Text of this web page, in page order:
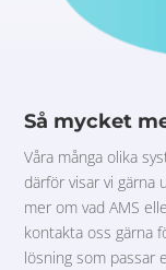
Så mycket
Våra många olika
därför visar vi gärna
mer om vad AMS
kontakta oss gärna
lösning som passar